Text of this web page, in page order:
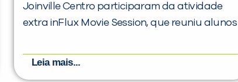
Joinville Centro participaram da atividade
extra inFlux Movie Session, que reuniu alunos
Leia mais...